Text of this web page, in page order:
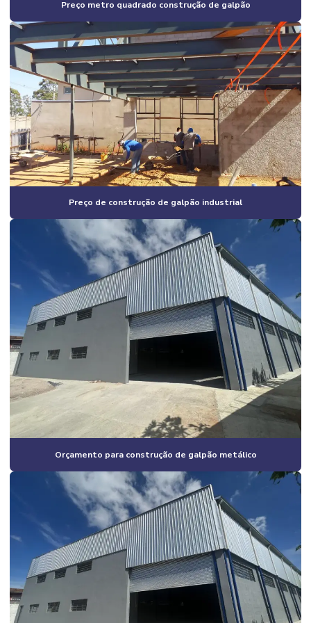
Construção estrutura metálica preço
Construção de galpão
Construção de galpão 2 andares
Construção de galpão barato
Construção de galpão estrutura metálica
Construção de galpão industrial
Construção de galpão industrial valor
Construção de galpão m2
Construção de galpão pré moldado
Construção de galpão pré moldado campinas
Construção de galpão pré moldado orçamento
Construção de galpão pré moldado preço
Construção de galpão pré moldado valor
Construção de galpão preço por m2
Construção de galpão quanto custa
Construção de galpão valor
Construção de galpões metálicos
Construção de lojas comerciais
Construção de pavilhão industrial
Construção e reformas em geral
Construção residencial estrutura metálica
Construção de salão comercial
Construção de salas comerciais
Construtora em campinas
Preço metro quadrado construção de galpão
Preço de construção de galpão industrial
Orçamento para construção de galpão metálico